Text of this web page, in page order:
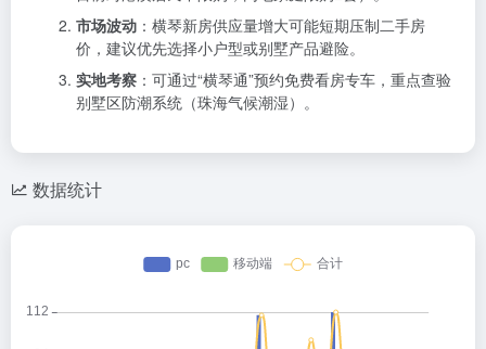
市场波动 ：横琴新房供应量增大可能短期压制二手房
价，建议优先选择小户型或别墅产品避险。
实地考察 ：可通过“横琴通”预约免费看房专车，重点查验
别墅区防潮系统（珠海气候潮湿）。
数据统计